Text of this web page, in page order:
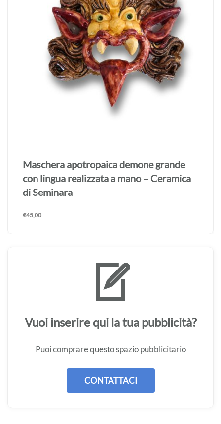
Maschera apotropaica demone grande
realizzata a mano – Ceramica di Seminara
Vuoi inserire qui la tua pubblicità?
Puoi comprare questo spazio pubblicitario
CONTATTACI